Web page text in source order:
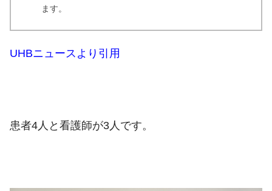
ます。
UHBニュースより引用
患者4人と看護師が3人です。